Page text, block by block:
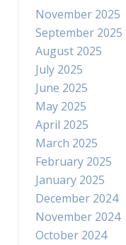
November 2025
September 2025
August 2025
July 2025
June 2025
May 2025
April 2025
March 2025
February 2025
January 2025
December 2024
November 2024
October 2024